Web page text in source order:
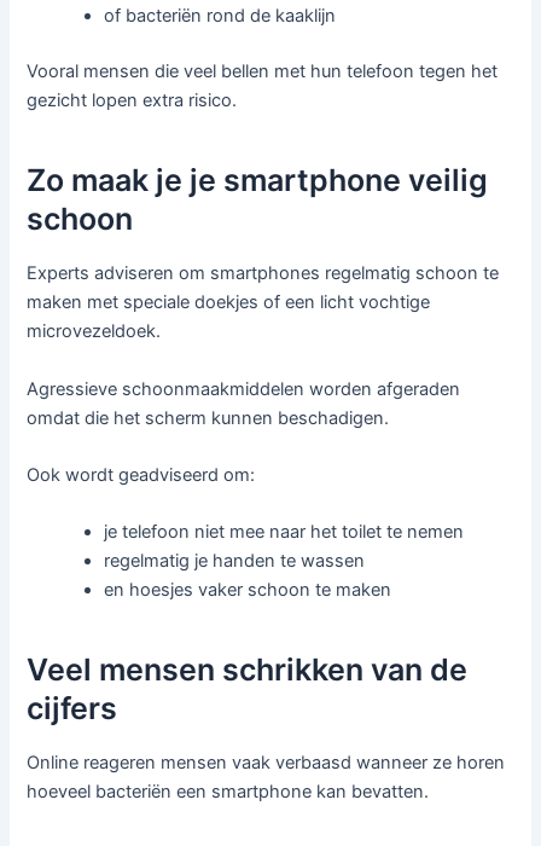
of bacteriën rond de kaaklijn
Vooral mensen die veel bellen met hun telefoon tegen het
gezicht lopen extra risico.
Zo maak je je smartphone veilig
schoon
Experts adviseren om smartphones regelmatig schoon te
maken met speciale doekjes of een licht vochtige
microvezeldoek.
Agressieve schoonmaakmiddelen worden afgeraden
omdat die het scherm kunnen beschadigen.
Ook wordt geadviseerd om:
je telefoon niet mee naar het toilet te nemen
regelmatig je handen te wassen
en hoesjes vaker schoon te maken
Veel mensen schrikken van de
cijfers
Online reageren mensen vaak verbaasd wanneer ze horen
hoeveel bacteriën een smartphone kan bevatten.